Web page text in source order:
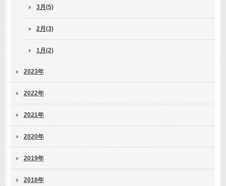
3月(5)
2月(3)
1月(2)
2023年
2022年
2021年
2020年
2019年
2018年